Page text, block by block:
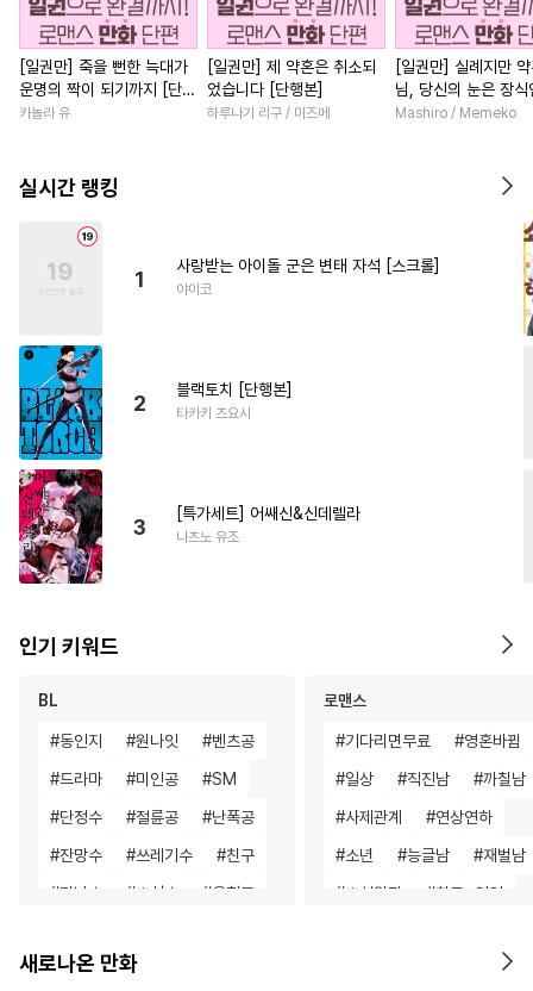
[일권만] 죽을 뻔한 늑대가
운명의 짝이 되기까지 [단행
본]
카놀라 유
[일권만] 제 약혼은 취소되
었습니다 [단행본]
하루나기 리구 / 미즈메
[일권만] 실례지만
님, 당신의 눈은 장식
요? [단행본]
Mashiro / Memeko
실시간 랭킹
1
사랑받는 아이돌 군은 변태 자석 [스크롤]
야이코
2
블랙토치 [단행본]
타카키 츠요시
3
[특가세트] 어쌔신&신데렐라
나츠노 유조
인기 키워드
BL
#동인지 #원나잇 #벤츠공
#드라마 #미인공 #SM
#단정수 #절륜공 #난폭공
#잔망수 #쓰레기수 #친구
#미남수 # 소심수 #음험공
#키작공 #또라이공
로맨스
#기다리면무료 #영혼바뀜
#일상 #직진남 #까칠남
#사제관계 #연상연하
#소년 #능글남 #재벌남
# 소설원작 #친구>연인
직진남
새로나온 만화